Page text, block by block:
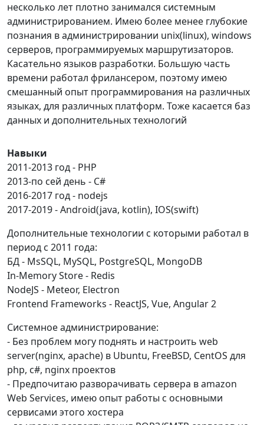
несколько лет плотно занимался системным
администрированием. Имею более менее глубокие
познания в администрировании unix(linux), windows
серверов, программируемых маршрутизаторов.
Касательно языков разработки. Большую часть
времени работал фрилансером, поэтому имею
смешанный опыт программирования на различных
языках, для различных платформ. Тоже касается баз
данных и дополнительных технологий
Навыки
2011-2013 год - PHP
2013-по сей день - C#
2016-2017 год - nodejs
2017-2019 - Android(java, kotlin), IOS(swift)
Дополнительные технологии с которыми работал в
период с 2011 года:
БД - MsSQL, MySQL, PostgreSQL, MongoDB
In-Memory Store - Redis
NodeJS - Meteor, Electron
Frontend Frameworks - ReactJS, Vue, Angular 2
Системное администрирование:
- Без проблем могу поднять и настроить web
server(nginx, apache) в Ubuntu, FreeBSD, CentOS для
php, c#, nginx проектов
- Предпочитаю разворачивать сервера в amazon
Web Services, имею опыт работы с основными
сервисами этого хостера